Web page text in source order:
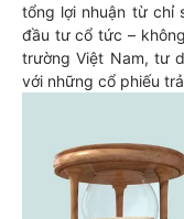
tổng lợi nhuận từ chỉ
đầu tư cổ tức –
trường Việt Nam, tư
với những cổ phiếu